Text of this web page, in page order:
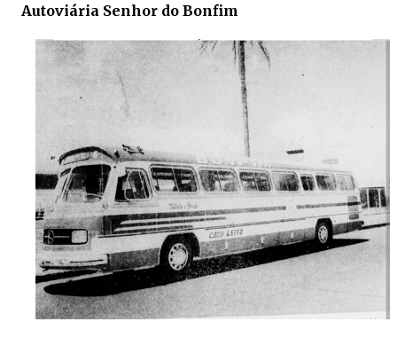
Autoviária Senhor do Bonfim